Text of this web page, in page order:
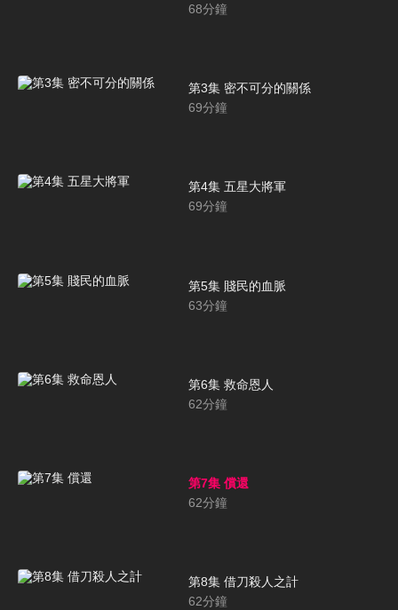
68分鐘
第3集 密不可分的關係
69分鐘
第4集 五星大將軍
69分鐘
第5集 賤民的血脈
63分鐘
第6集 救命恩人
62分鐘
第7集 償還
62分鐘
第8集 借刀殺人之計
62分鐘